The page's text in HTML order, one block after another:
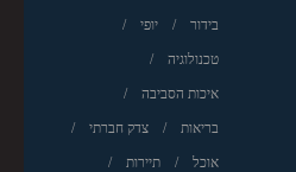
בידור יופי
טכנולוגיה
איכות הסביבה
בריאות צדק חברתי
אוכל תיירות